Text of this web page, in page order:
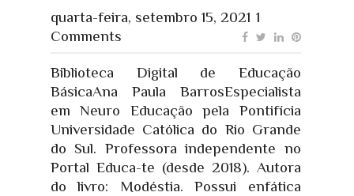
quarta-feira, setembro 15, 2021 1
Comments
Biblioteca Digital de Educação
BásicaAna Paula BarrosEspecialista
em Neuro Educação pela Pontifícia
Universidade Católica do Rio Grande
do Sul. Professora independente no
Portal Educa-te (desde 2018). Autora
do livro: Modéstia. Possui enfática